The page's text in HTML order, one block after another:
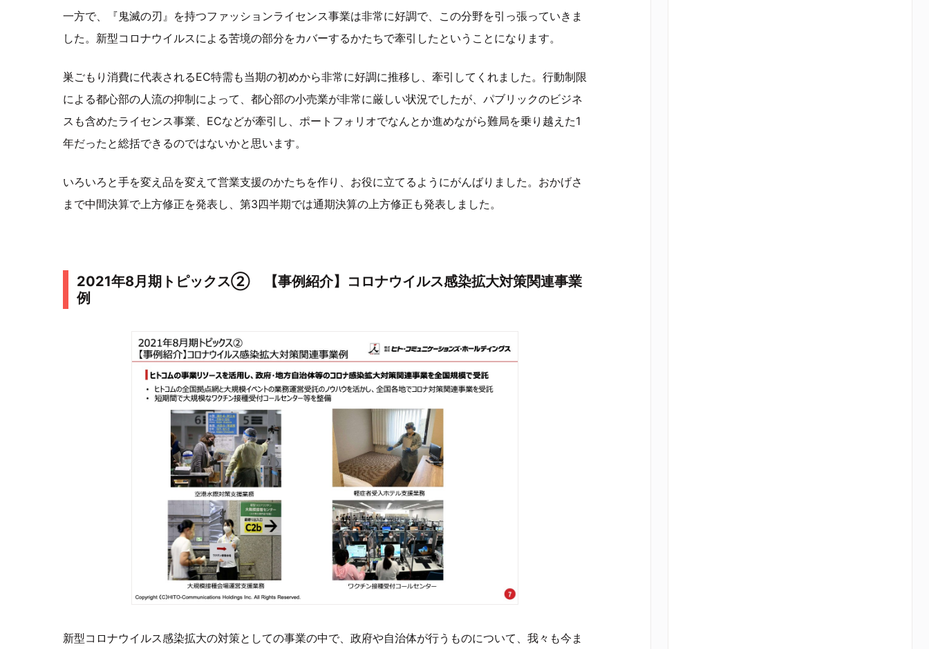
一方で、『鬼滅の刃』を持つファッションライセンス事業は非常に好調で、この分野を引っ張っていきま
した。新型コロナウイルスによる苦境の部分をカバーするかたちで牽引したということになります。
巣ごもり消費に代表されるEC特需も当期の初めから非常に好調に推移し、牽引してくれました。行動制限
による都心部の人流の抑制によって、都心部の小売業が非常に厳しい状況でしたが、パブリックのビジネ
スも含めたライセンス事業、ECなどが牽引し、ポートフォリオでなんとか進めながら難局を乗り越えた1
年だったと総括できるのではないかと思います。
いろいろと手を変え品を変えて営業支援のかたちを作り、お役に立てるようにがんばりました。おかげさ
まで中間決算で上方修正を発表し、第3四半期では通期決算の上方修正も発表しました。
2021年8月期トピックス② 【事例紹介】コロナウイルス感染拡大対策関連事業
例
新型コロナウイルス感染拡大の対策としての事業の中で、政府や自治体が行うものについて、我々も今ま